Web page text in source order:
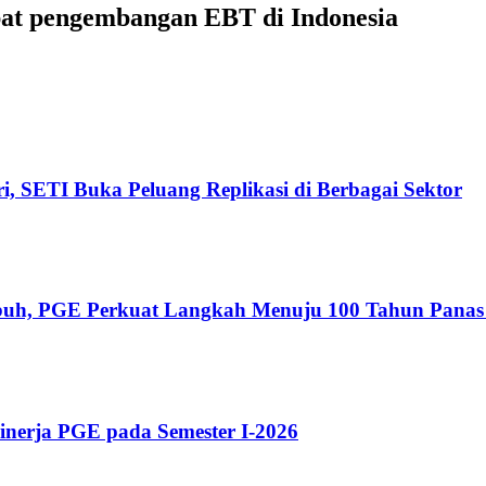
pengembangan EBT di Indonesia
SETI Buka Peluang Replikasi di Berbagai Sektor
PGE Perkuat Langkah Menuju 100 Tahun
PGE pada Semester I-2026